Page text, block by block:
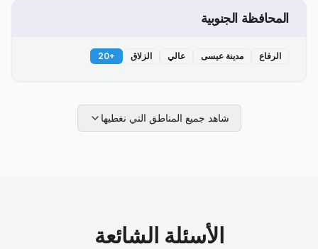
المحافظة الجنوبية
الرفاع مدينة عيسى عالي الزلاق +
20
شاهد جميع المناطق التي نغطيها
الأسئلة الشائعة